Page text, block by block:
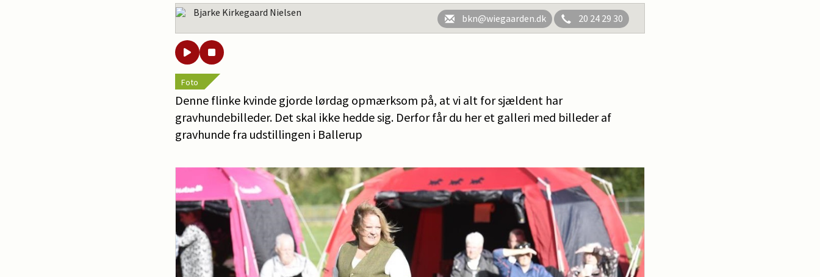
Bjarke Kirkegaard Nielsen
bkn@wiegaarden.dk 20 24 29 30
Foto
Denne flinke kvinde gjorde lørdag opmærksom på, at vi alt for sjældent har
gravhundebilleder. Det skal ikke hedde sig. Derfor får du her et galleri med billeder af
gravhunde fra udstillingen i Ballerup